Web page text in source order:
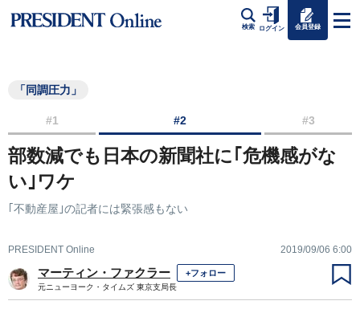
検索 ログイン 会員登録
「同調圧力」
#1 #2 #3
部数減でも日本の新聞社に｢危機感がな
い｣ワケ
｢不動産屋｣の記者には緊張感もない
PRESIDENT Online 2019/09/06 6:00
マーティン・ファクラー +フォロー
元ニューヨーク・タイムズ 東京支局長